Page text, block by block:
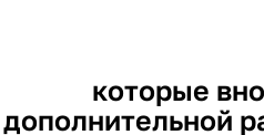
которые
дополнительной